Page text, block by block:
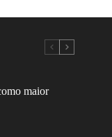
maior